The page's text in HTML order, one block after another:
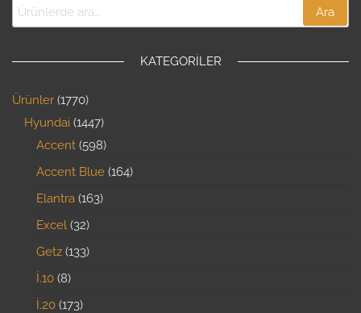
Ara
KATEGORILER
Ürünler 1770
Hyundai 1447
Accent 598
Accent Blue 164
Elantra 163
Excel 32
Getz 133
İ.10 8
İ.20 173